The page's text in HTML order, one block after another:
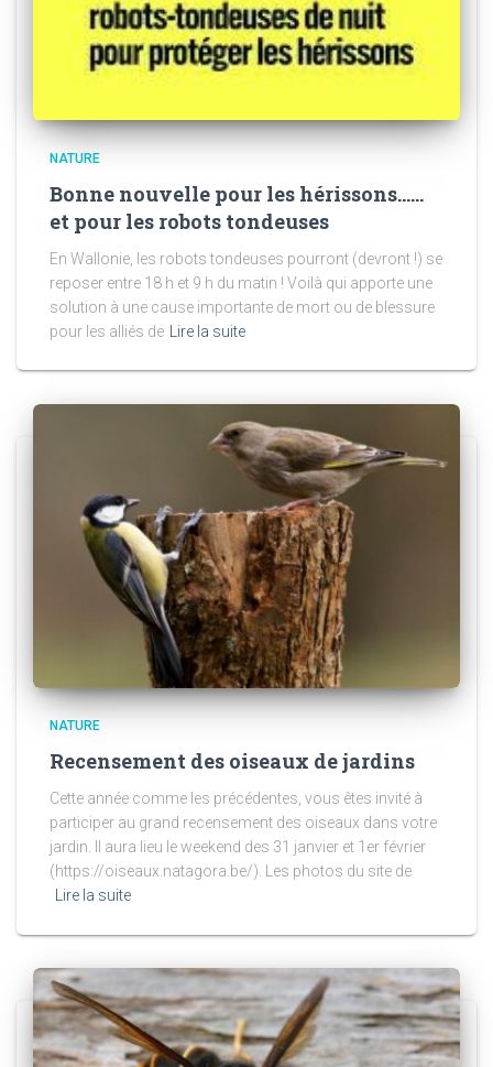
NATURE
Bonne nouvelle pour les hérissons……
et pour les robots tondeuses
En Wallonie, les robots tondeuses pourront (devront !) se
reposer entre 18 h et 9 h du matin ! Voilà qui apporte une
solution à une cause importante de mort ou de blessure
pour les alliés de
Lire la suite
NATURE
Recensement des oiseaux de jardins
Cette année comme les précédentes, vous êtes invité à
participer au grand recensement des oiseaux dans votre
jardin. Il aura lieu le weekend des 31 janvier et 1er février
(https://oiseaux.natagora.be/). Les photos du site de
Lire la suite